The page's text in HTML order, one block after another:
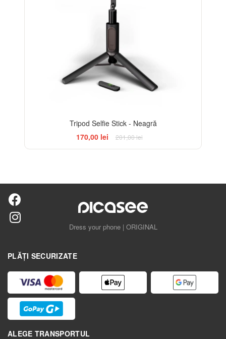
Tripod Selfie Stick - Neagră
170,00 lei
201,00 lei
Dress your phone | ORIGINAL
PLĂȚI SECURIZATE
ALEGE TRANSPORTUL